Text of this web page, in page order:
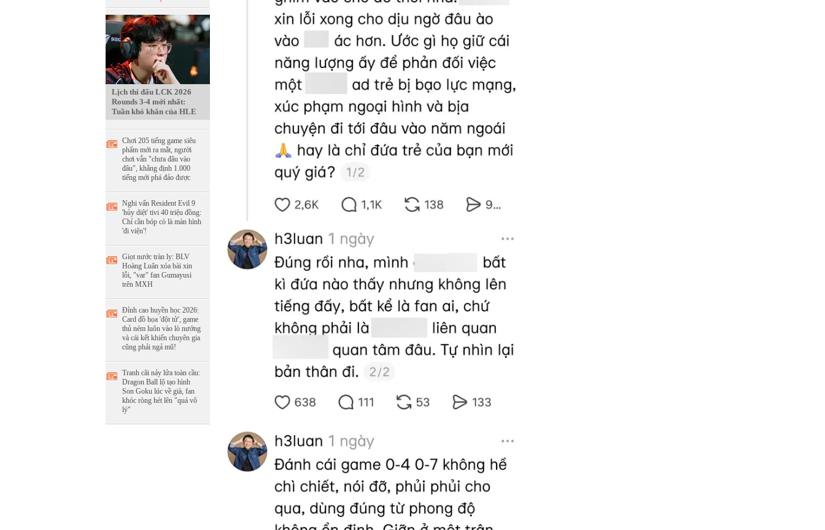
Lịch thi đấu LCK 2026
Rounds 3-4 mới nhất:
Tuần khó khăn của HLE
Chơi 205 tiếng game siêu
phẩm mới ra mắt, người
chơi vẫn "chưa đâu vào
đâu", khẳng định 1.000
tiếng mới phá đảo được
Nghi vấn Resident Evil 9
'hủy diệt' tivi 40 triệu đồng:
Chỉ cần bóp cò là màn hình
'đi viện'!
Giọt nước tràn ly: BLV
Hoàng Luân xóa bài xin
lỗi, "var" fan Gumayusi
trên MXH
Đỉnh cao huyền học 2026:
Card đồ họa 'đột tử', game
thủ ném luôn vào lò nướng
và cái kết khiến chuyên gia
cũng phải ngả mũ!
Tranh cãi nảy lửa toàn cầu:
Dragon Ball lộ tạo hình
Son Goku lúc về già, fan
khóc ròng hét lên "quá vô
lý"